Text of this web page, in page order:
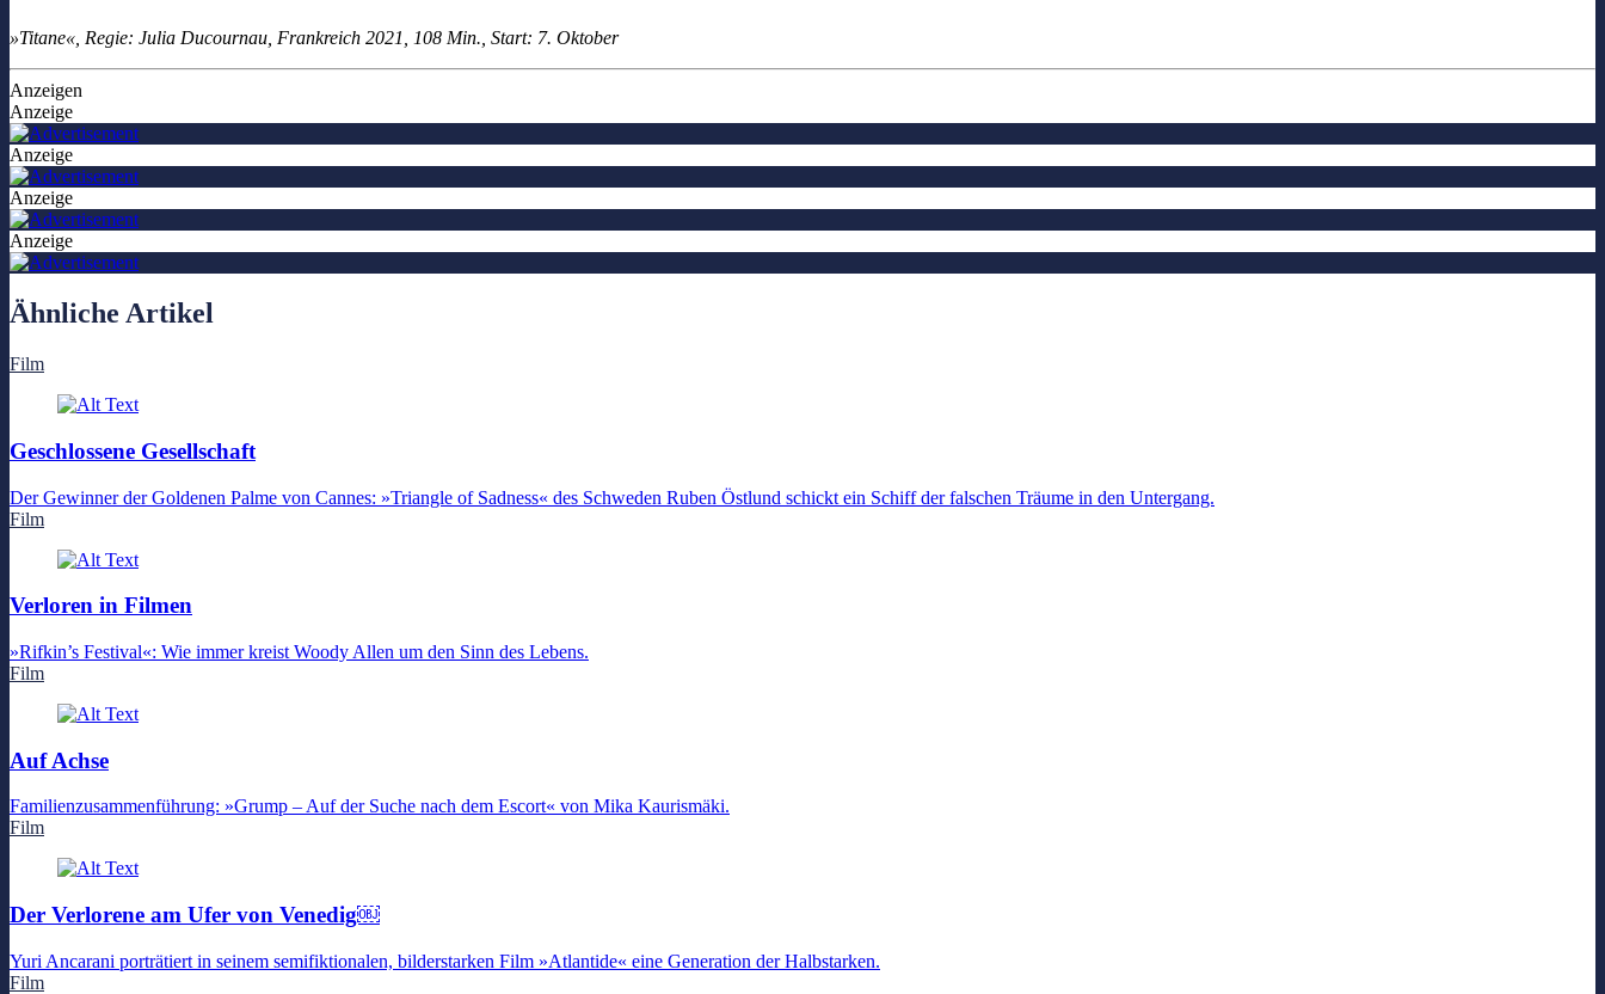
»Titane«, Regie: Julia Ducournau, Frankreich 2021, 108 Min., Start: 7. Oktober
Anzeigen
Anzeige
Anzeige
Anzeige
Anzeige
Ähnliche Artikel
Film
Geschlossene Gesellschaft
Der Gewinner der Goldenen Palme von Cannes: »Triangle of Sadness« des Schweden Ruben Östlund schickt ein Schiff der falschen Träume in den Untergang.
Film
Verloren in Filmen
»Rifkin’s Festival«: Wie immer kreist Woody Allen um den Sinn des Lebens.
Film
Auf Achse
Familienzusammenführung: »Grump – Auf der Suche nach dem Escort« von Mika Kaurismäki.
Film
Der Verlorene am Ufer von Venedig￼
Yuri Ancarani porträtiert in seinem semifiktionalen, bilderstarken Film »Atlantide« eine Generation der Halbstarken.
Film